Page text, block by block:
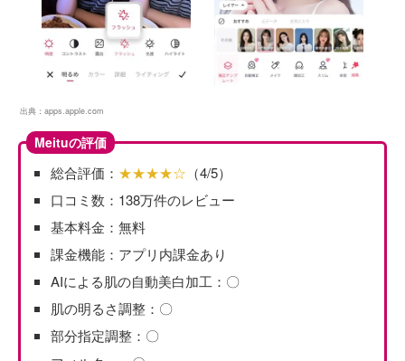
出典： apps.apple.com
Meituの評価
総合評価： ★★★★☆ （4/5）
口コミ数：138万件のレビュー
基本料金：無料
課金機能：アプリ内課金あり
AIによる肌の自動美白加工：〇
肌の明るさ調整：〇
部分指定調整：〇